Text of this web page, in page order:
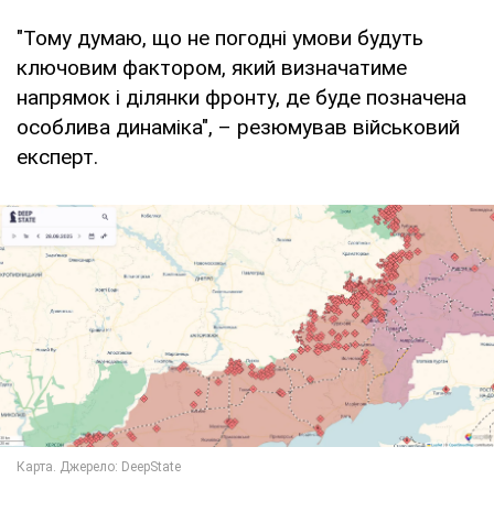
"Тому думаю, що не погодні умови будуть
ключовим фактором, який визначатиме
напрямок і ділянки фронту, де буде позначена
особлива динаміка", – резюмував військовий
експерт.